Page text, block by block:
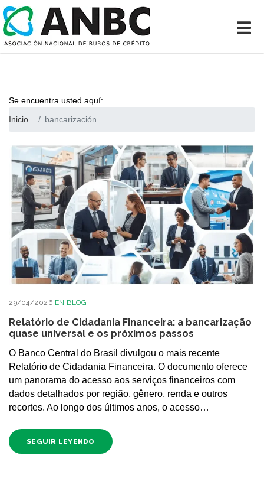
Se encuentra usted aquí:
Inicio
bancarización
29/04/2026 EN BLOG
Relatório de Cidadania Financeira: a bancarização
quase universal e os próximos passos
O Banco Central do Brasil divulgou o mais recente
Relatório de Cidadania Financeira. O documento oferece
um panorama do acesso aos serviços financeiros com
dados detalhados por região, gênero, renda e outros
recortes. Ao longo dos últimos anos, o acesso…
SEGUIR LEYENDO